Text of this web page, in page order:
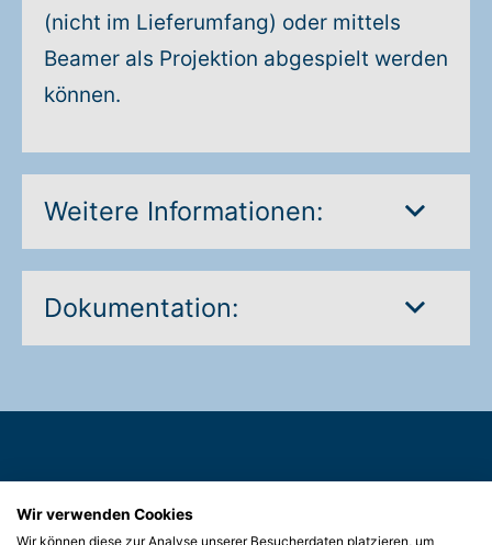
(nicht im Lieferumfang) oder mittels
Beamer als Projektion abgespielt werden
können.
Weitere Informationen:
Dokumentation:
Beratung zum Thema
Wir verwenden Cookies
Wir können diese zur Analyse unserer Besucherdaten platzieren, um